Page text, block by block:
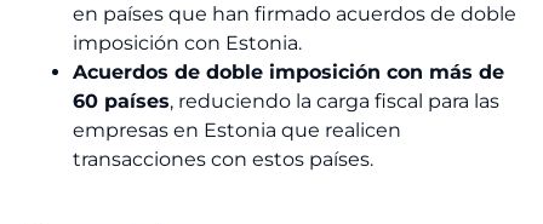
en países que han firmado acuerdos de doble
imposición con Estonia.
Acuerdos de doble imposición con más de
60 países, reduciendo la carga fiscal para las
empresas en Estonia que realicen
transacciones con estos países.